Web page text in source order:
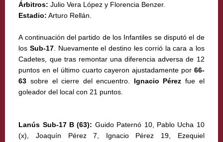
Árbitros: Julio Vera López y Florencia Benzer.
Estadio: Arturo Rellán.
A continuación del partido de los Infantiles se disputó el de
los Sub-17. Nuevamente el destino les corrió la cara a los
Cadetes, que tras remontar una diferencia adversa de 12
puntos en el último cuarto cayeron ajustadamente por 66-
63 sobre el cierre del encuentro. Ignacio Pérez fue el
goleador del local con 21 puntos.
Lanús Sub-17 B (63): Guido Paternó 10, Pablo Ucha 10
(x), Joaquín Pérez 7, Ignacio Pérez 19, Ezequiel